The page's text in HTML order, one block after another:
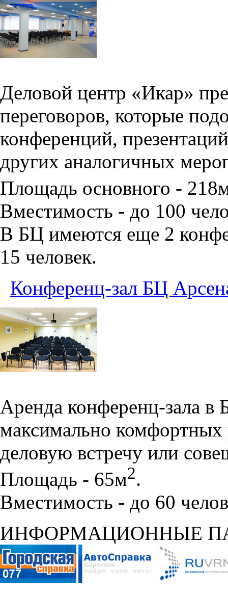
Деловой центр «Икар»
переговоров, которые
конференций,
других аналогичных
Площадь основного -
Вместимость - до 100
В БЦ имеются еще 2
15 человек.
Конференц-зал БЦ
Аренда конференц-зала в
максимально комфортных
деловую встречу или
Площадь - 65м2.
Вместимость - до 60
ИНФОРМАЦИОННЫЕ